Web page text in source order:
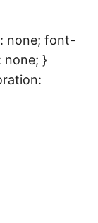
none; font-
none; }